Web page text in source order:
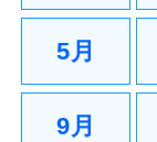
5月
9月